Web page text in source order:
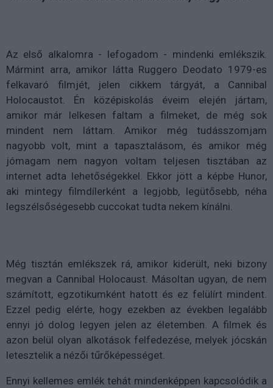
Az első alkalomra - lefogadom - mindenki emlékszik.
Mármint arra, amikor látta Ruggero Deodato 1979-es
felkavaró filmjét, jelen cikkem tárgyát, a Cannibal
Holocaustot. Én középiskolás éveim elején jártam,
amikor már lelkesen faltam a filmeket, de még sok
mindent nem láttam. Amikor még tudásszomjam
nagyobb volt, mint a tapasztalásom, és amikor még
jómagam nem nagyon voltam teljesen tisztában az
internet adta lehetőségekkel. Ekkor jött a képbe Hunor,
aki mintegy filmdílerként a legjobb, legütősebb, néha
legszélsőségesebb cuccokat tudta nekem kínálni.
Még tisztán emlékszek rá, amikor kiderült, neki bizony
megvan a Cannibal Holocaust. Másoltan ugyan, de nem
számított, egzotikumként hatott és ez felülírt mindent.
Ezzel pedig elérte, hogy ezekben az években legalább
ennyi jó dolog legyen jelen az életemben. A filmek és
azon belül olyan alkotások felfedezése, melyek jócskán
letesztelik a nézői tűrőképességet.
Ennyi kellemes emlék tehát mindenképpen kapcsolódik a